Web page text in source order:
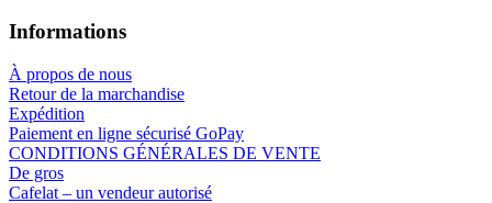
Informations
À propos de nous
Retour de la marchandise
Expédition
Paiement en ligne sécurisé GoPay
CONDITIONS GÉNÉRALES DE VENTE
De gros
Cafelat – un vendeur autorisé